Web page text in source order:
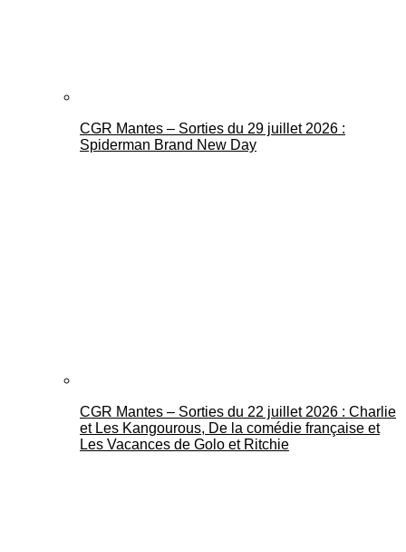
CGR Mantes – Sorties du 29 juillet 2026 :
Spiderman Brand New Day
CGR Mantes – Sorties du 22 juillet 2026 : Charlie
et Les Kangourous, De la comédie française et
Les Vacances de Golo et Ritchie